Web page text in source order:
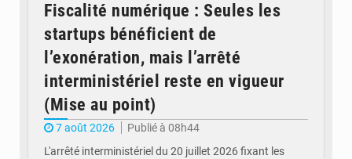
Fiscalité numérique : Seules les
startups bénéficient de
l’exonération, mais l’arrêté
interministériel reste en vigueur
(Mise au point)
7 août 2026
Publié à 08h44
L'arrêté interministériel du 20 juillet 2026 fixant les